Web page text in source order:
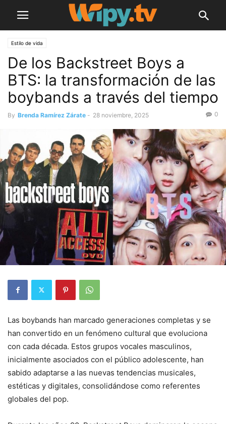
Estilo de vida
De los Backstreet Boys a
BTS: la transformación de las
boybands a través del tiempo
By Brenda Ramírez Zárate - 28 noviembre, 2025 0
Las boybands han marcado generaciones completas y se
han convertido en un fenómeno cultural que evoluciona
con cada década. Estos grupos vocales masculinos,
inicialmente asociados con el público adolescente, han
sabido adaptarse a las nuevas tendencias musicales,
estéticas y digitales, consolidándose como referentes
globales del pop.